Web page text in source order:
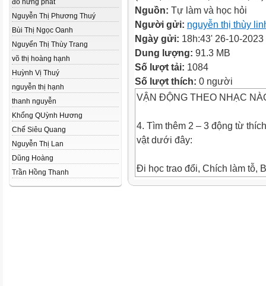
đỗ hưng phát
Nguyễn Thị Phương Thuý
Bùi Thị Ngọc Oanh
Nguyển Thị Thùy Trang
võ thị hoàng hạnh
Huỳnh Vị Thuý
nguyễn thị hạnh
thanh nguyễn
Khổng QUỳnh Hương
Chế Siêu Quang
Nguyễn Thị Lan
Dũng Hoàng
Trần Hồng Thanh
Nguồn: Tự làm và học hỏi
Người gửi: nguyễn thị thùy
Ngày gửi: 18h:43' 26-10-2023
Dung lượng: 91.3 MB
Số lượt tải: 1084
Số lượt thích: 0 người
VẬN ĐỘNG THEO NHẠC
4. Tìm thêm 2 – 3 động từ
vật dưới đây:
Đi học trao đổi, Chích làm tỗ,